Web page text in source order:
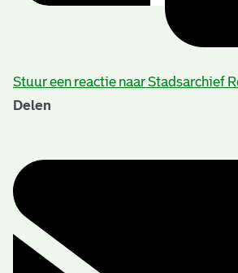
Stuur een reactie naar Stadsarchief
Delen